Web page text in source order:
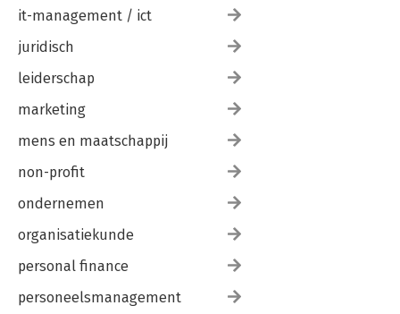
it-management / ict
juridisch
leiderschap
marketing
mens en maatschappij
non-profit
ondernemen
organisatiekunde
personal finance
personeelsmanagement